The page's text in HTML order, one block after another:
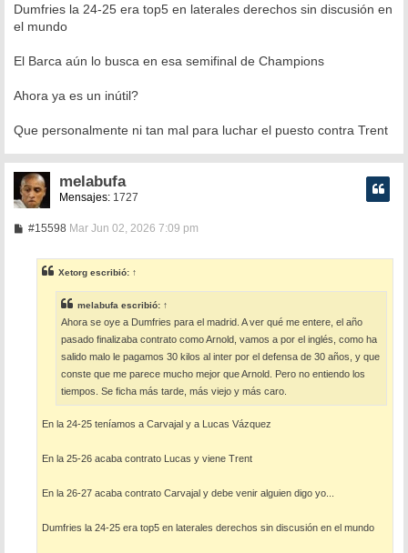
Dumfries la 24-25 era top5 en laterales derechos sin discusión en
el mundo
El Barca aún lo busca en esa semifinal de Champions
Ahora ya es un inútil?
Que personalmente ni tan mal para luchar el puesto contra Trent
melabufa
Mensajes: 1727
#15598M
a
j
e
Mar Jun 02, 2026 7:09 pm
Xetorg escribió: ↑
melabufa escribió: ↑
Ahora se oye a Dumfries para el madrid. A ver qué me entere, el año
pasado finalizaba contrato como Arnold, vamos a por el inglés, como ha
salido malo le pagamos 30 kilos al inter por el defensa de 30 años, y que
conste que me parece mucho mejor que Arnold. Pero no entiendo los
tiempos. Se ficha más tarde, más viejo y más caro.
En la 24-25 teníamos a Carvajal y a Lucas Vázquez
En la 25-26 acaba contrato Lucas y viene Trent
En la 26-27 acaba contrato Carvajal y debe venir alguien digo yo...
Dumfries la 24-25 era top5 en laterales derechos sin discusión en el mundo